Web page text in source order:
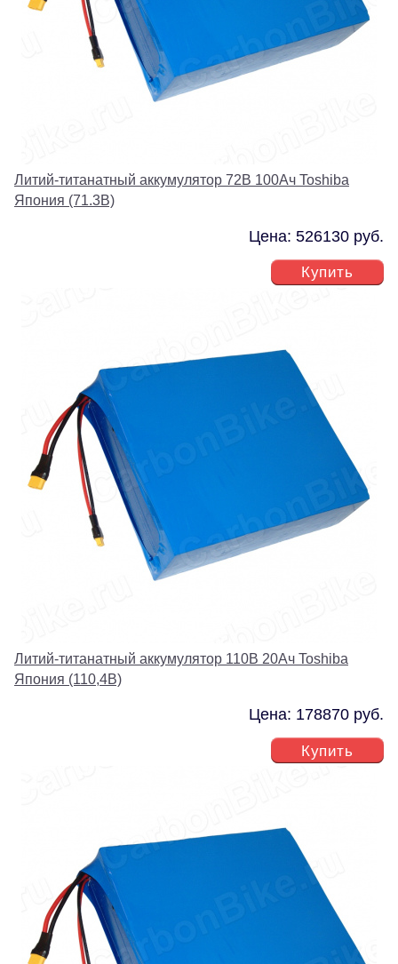
Литий-титанатный аккумулятор 72В 100Ач Toshiba
Япония (71.3В)
Цена: 526130 руб.
Купить
Литий-титанатный аккумулятор 110В 20Ач Toshiba
Япония (110,4В)
Цена: 178870 руб.
Купить